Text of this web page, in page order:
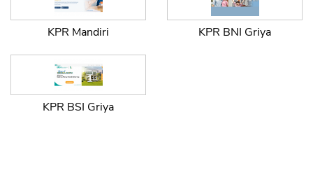
KPR Mandiri KPR BNI Griya
KPR BSI Griya